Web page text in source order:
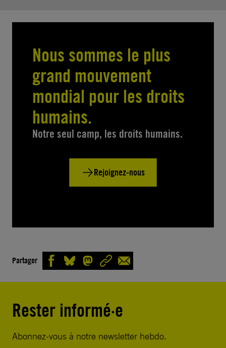
Nous sommes le plus
grand mouvement
mondial pour les droits
humains.
Notre seul camp, les droits humains.
Rejoignez-nous
Partager
Rester informé·e
Abonnez-vous à notre newsletter hebdo.